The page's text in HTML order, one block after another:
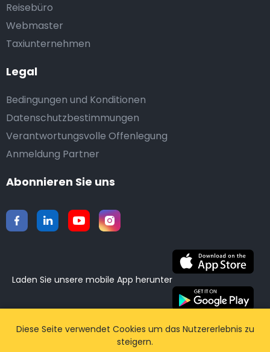
Reisebüro
Webmaster
Taxiunternehmen
Legal
Bedingungen und Konditionen
Datenschutzbestimmungen
Verantwortungsvolle Offenlegung
Anmeldung Partner
Abonnieren Sie uns
Laden Sie unsere mobile App herunter
©2015-2026 Airporttaxis.com. Alle Rechte vorbehalten
Diese Seite verwendet Cookies um das Nutzererlebnis zu
steigern.